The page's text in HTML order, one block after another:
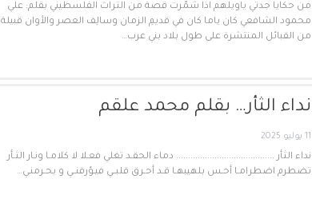
من حكايا جدتي ياويلهم اذا شمّرت قصة من التراث الفلسطيني بقلم: علي
محمود الشافعي كان ياما كان في قديمِ الزمان وسالِف العصر والأوان قبيلة
من القبائل المنتشرة على طول بلاد بني عرب…
نداء الثأر… بقلم محمد علقم
11 يوليو 2025
نداء الثأر ......................................... دماء الحقـد تغلي فعـلا لا كلامـا ونـار الثـأر
تضطرم اضطرامـا أحـس بلهيبهـا قـد أحـرق قلبــي فيـؤرقنــي و يحـرمنـي…